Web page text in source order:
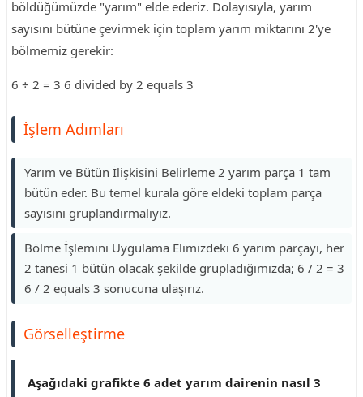
böldüğümüzde "yarım" elde ederiz. Dolayısıyla, yarım
sayısını bütüne çevirmek için toplam yarım miktarını 2'ye
bölmemiz gerekir:
6 ÷ 2 = 3 6 divided by 2 equals 3
İşlem Adımları
Yarım ve Bütün İlişkisini Belirleme 2 yarım parça 1 tam
bütün eder. Bu temel kurala göre eldeki toplam parça
sayısını gruplandırmalıyız.
Bölme İşlemini Uygulama Elimizdeki 6 yarım parçayı, her
2 tanesi 1 bütün olacak şekilde grupladığımızda; 6 / 2 = 3
6 / 2 equals 3 sonucuna ulaşırız.
Görselleştirme
Aşağıdaki grafikte 6 adet yarım dairenin nasıl 3